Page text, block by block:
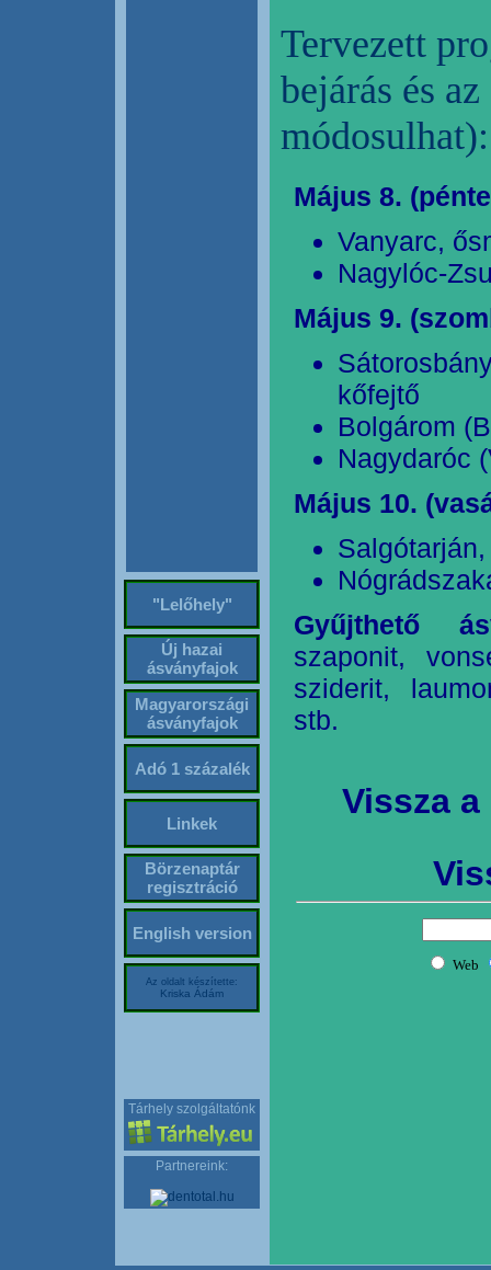
"Lelőhely"
Új hazai
ásványfajok
Magyarországi
ásványfajok
Adó 1 százalék
Linkek
Börzenaptár
regisztráció
English version
Az oldalt készítette:
Kriska Ádám
Tárhely szolgáltatónk
Partnereink:
Tervezett
bejárás és
módosulhat):
Május 8.
Vanyarc,
Nagylóc-
Május 9.
kőfejtő
Bolgárom
Nagydaróc
Május 10.
Gyűjthető
szaponit,
sziderit,
stb.
Vissza